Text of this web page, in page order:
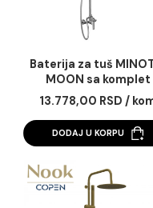
Baterija za tuš
MOON sa
usponskim tušem.
DODAJ U KORPU